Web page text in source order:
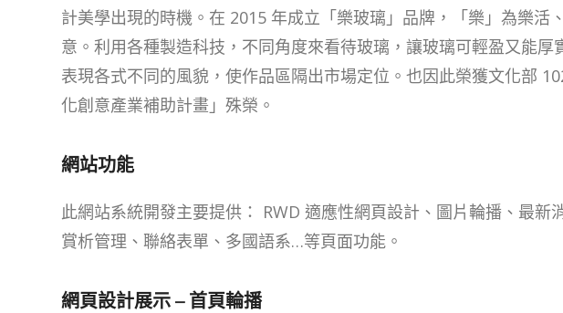
計美學出現的時機。在 2015 年成立「樂玻璃」品牌，「樂」為樂活
意。利用各種製造科技，不同角度來看待玻璃，讓玻璃可輕盈又能厚
表現各式不同的風貌，使作品區隔出市場定位。也因此榮獲文化部
化創意產業補助計畫」殊榮。
網站功能
此網站系統開發主要提供： RWD 適應性網頁設計、圖片輪播、最新
賞析管理、聯絡表單、多國語系…等頁面功能。
網頁設計展示 – 首頁輪播